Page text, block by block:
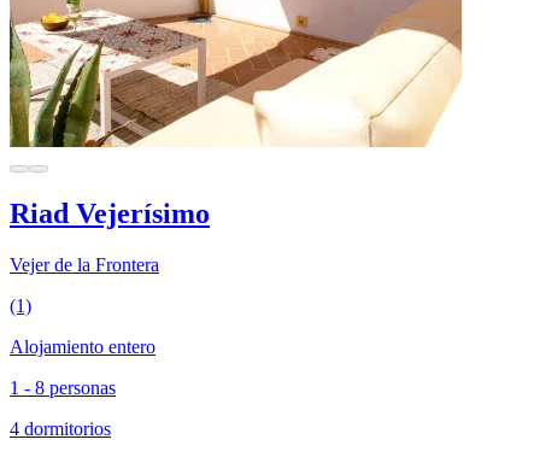
Riad Vejerísimo
Vejer de la Frontera
(1)
Alojamiento entero
1 - 8 personas
4 dormitorios